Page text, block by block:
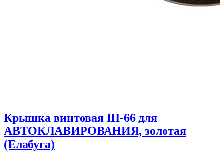
Крышка винтовая III-66 для
АВТОКЛАВИРОВАНИЯ, золотая
(Елабуга)